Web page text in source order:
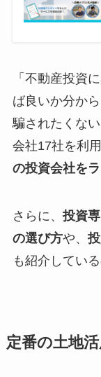
「不動産投資
ば良いか分か
騙されたくな
会社17社を利
の投資会社を
さらに、 投資
の選び方や、
も紹介してい
定番の土地